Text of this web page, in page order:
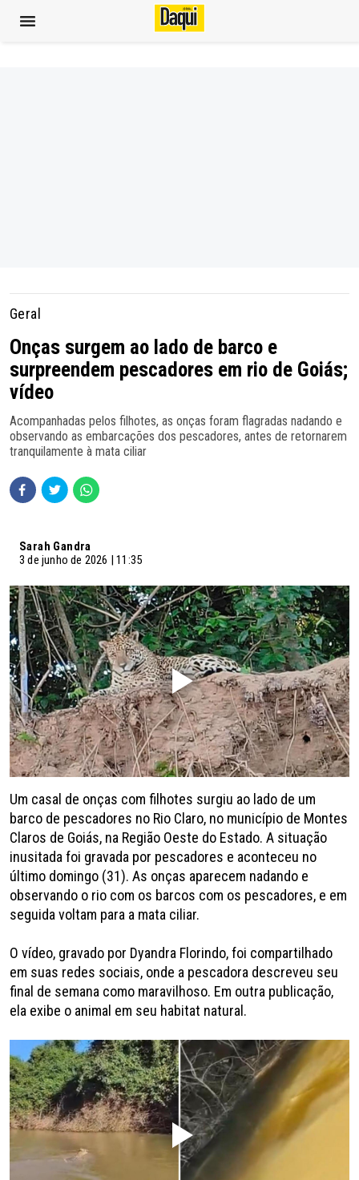
Geral
Onças surgem ao lado de barco e
surpreendem pescadores em rio de Goiás;
vídeo
Acompanhadas pelos filhotes, as onças foram flagradas nadando e
observando as embarcações dos pescadores, antes de retornarem
tranquilamente à mata ciliar
Sarah Gandra
3 de junho de 2026 | 11:35
Um casal de onças com filhotes surgiu ao lado de um
barco de pescadores no Rio Claro, no município de Montes
Claros de Goiás, na Região Oeste do Estado. A situação
inusitada foi gravada por pescadores e aconteceu no
último domingo (31). As onças aparecem nadando e
observando o rio com os barcos com os pescadores, e em
seguida voltam para a mata ciliar.
O vídeo, gravado por Dyandra Florindo, foi compartilhado
em suas redes sociais, onde a pescadora descreveu seu
final de semana como maravilhoso. Em outra publicação,
ela exibe o animal em seu habitat natural.